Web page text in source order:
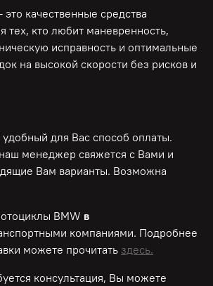
качественные средства
тех, кто любит маневренность,
исправность и оптимальные
на высокой скорости без рисков и
для Вас способ оплаты.
менеджер свяжется с Вами и
Вам варианты. Возможна
BMW в
компаниями. Подробнее
можете прочитать здесь.
консультация, Вы можете